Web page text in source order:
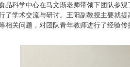
品科学中心在马文渐老师带领下团队参
了学术交流与研讨。王阳副教授主要就
相关问题，对团队青年教师进行了经验